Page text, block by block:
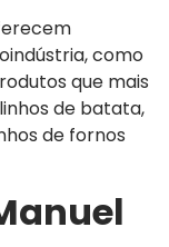
como
que mais
de batata,
de fornos